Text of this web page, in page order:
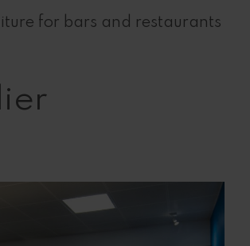
for bars and restaurants